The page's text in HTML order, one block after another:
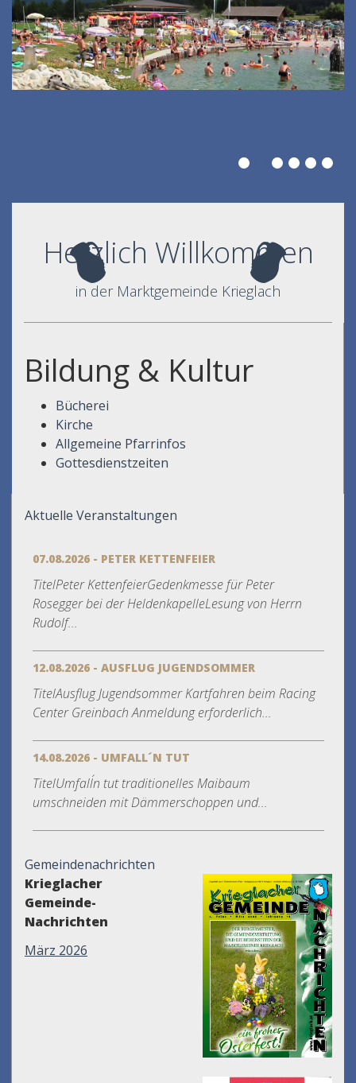
Herzlich Willkommen
in der Marktgemeinde Krieglach
Bildung & Kultur
Bücherei
Kirche
Allgemeine Pfarrinfos
Gottesdienstzeiten
Aktuelle Veranstaltungen
07.08.2026 - PETER KETTENFEIER
TitelPeter KettenfeierGedenkmesse für Peter
Rosegger bei der HeldenkapelleLesung von Herrn
Rudolf...
12.08.2026 - AUSFLUG JUGENDSOMMER
TitelAusflug Jugendsommer Kartfahren beim Racing
Center Greinbach Anmeldung erforderlich...
14.08.2026 - UMFALL´N TUT
TitelUmfall´n tut traditionelles Maibaum
umschneiden mit Dämmerschoppen und...
Gemeindenachrichten
Krieglacher
Gemeinde-
Nachrichten
März 2026